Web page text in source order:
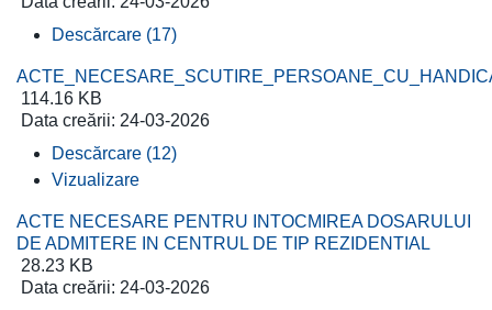
Descărcare (17)
114.16 KB
Data creării: 24-03-2026
Descărcare (12)
Vizualizare
ACTE NECESARE PENTRU INTOCMIREA DOSARULUI
DE ADMITERE IN CENTRUL DE TIP REZIDENTIAL
28.23 KB
Data creării: 24-03-2026